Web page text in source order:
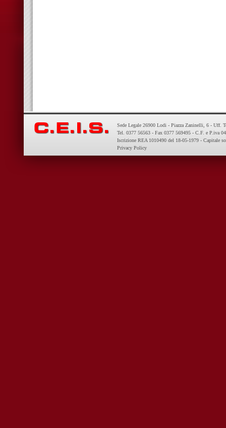
Sede Legale 26900 Lodi - Piazza Zaninelli, 6 - Uff.
Tel. 0377 56563 - Fax 0377 569495 - C.F. e P.iva
Iscrizione REA 1010490 del 18-05-1979 - Capitale
Privacy Policy